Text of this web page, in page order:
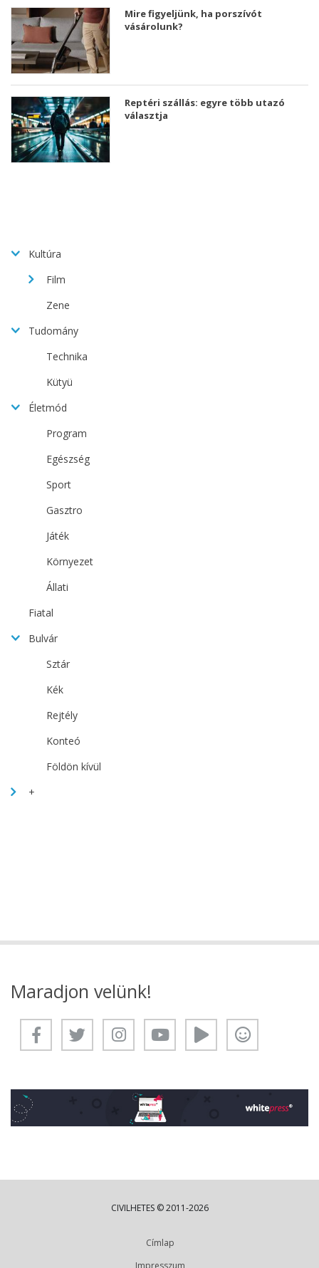
Mire figyeljünk, ha porszívót
vásárolunk?
Reptéri szállás: egyre több utazó
választja
Kultúra
Film
Zene
Tudomány
Technika
Kütyü
Életmód
Program
Egészség
Sport
Gasztro
Játék
Környezet
Állati
Fiatal
Bulvár
Sztár
Kék
Rejtély
Konteó
Földön kívül
+
Maradjon velünk!
CIVILHETES © 2011-2026
Címlap
Impresszum